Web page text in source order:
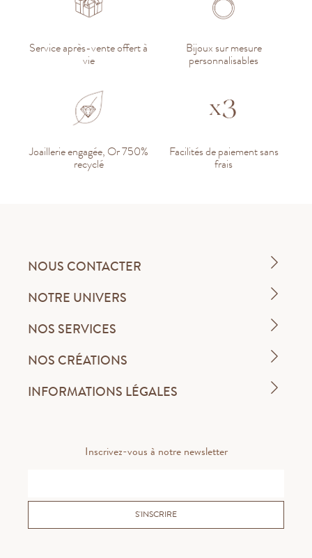
Service après-vente offert à
vie
Bijoux sur mesure
personnalisables
Joaillerie engagée, Or 750%
recyclé
Facilités de paiement sans
frais
NOUS CONTACTER
NOTRE UNIVERS
NOS SERVICES
NOS CRÉATIONS
INFORMATIONS LÉGALES
Inscrivez-vous à notre newsletter
S'INSCRIRE